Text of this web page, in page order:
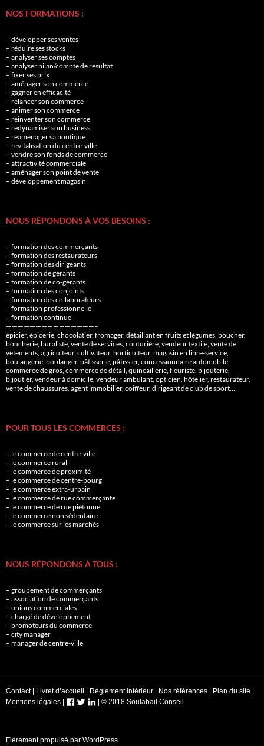
NOS FORMATIONS :
– développer ses ventes
– réduire ses stocks
– analyser ses comptes
– analyser bilan/compte de résultat
– fixer ses prix
– aménager son commerce
– gagner en efficacité
– relancer son commerce
– animer son commerce
– réinventer son commerce
– redynamiser son business
– réaménager sa boutique
– revitalisation du centre-ville
– vendre son fonds de commerce
– attractivité commerciale
– aménager son point de vente
– développement magasin
NOUS RÉPONDONS À VOS BESOINS :
– formation des commerçants
– formation des restaurateurs
– formation des dirigeants
– formation de gérants
– formation de co-gérants
– formation des conjoints
– formation des collaborateurs
– formation professionnelle
– formation continue
———————————————–
épicier, épicerie, chocolatier, fromager, détaillant en fruits et légumes, boucher,
boucherie, buraliste, vente de services, couturière, vendeur textile, vente de
vêtements, agriculteur, cultivateur, horticulteur, magasin en libre-service,
boulangerie, boulanger, pâtisserie, pâtissier, concessionnaire automobile,
commerce de gros, commerce de détail, quincaillerie, fleuriste, bijouterie,
bijoutier, vendeur à domicile, vendeur ambulant, opticien, hôtelier, restaurateur,
vente de chaussures, agent immobilier, coiffeur, dirigeant de club de sport…
POUR TOUS LES COMMERCES :
– le commerce de centre-ville
– le commerce rural
– le commerce de proximité
– le commerce de centre-bourg
– le commerce extra-urbain
– le commerce de rue commerçante
– le commerce de rue piétonne
– le commerce non sédentaire
– le commerce sur les marchés
NOUS RÉPONDONS À TOUS :
– groupement de commerçants
– association de commerçants
– unions commerciales
– chargé de développement
– promoteurs du commerce
– city manager
– manager de centre-ville
Contact| Livret d’accueil | Règlement intérieur | Nos références | Plan du site |
Mentions légales | | © 2018 Soulabail Conseil
Fièrement propulsé par WordPress